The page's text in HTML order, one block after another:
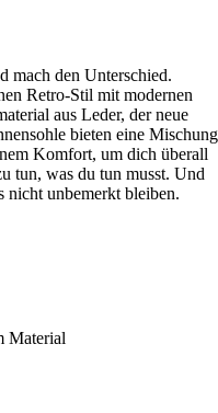
mach den Unterschied.
Retro-Stil mit modernen
aus Leder, der neue
bieten eine Mischung
Komfort, um dich überall
tun, was du tun musst. Und
nicht unbemerkt bleiben.
Material